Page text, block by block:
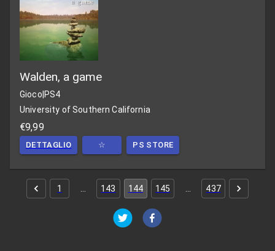
Walden, a game
Gioco PS4
University of Southern California
€9,99
DETTAGLIO ☆ PS STORE
1 143 144 145 437